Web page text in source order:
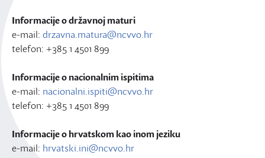
Informacije o državnoj maturi
e-mail: drzavna.matura@ncvvo.hr
telefon: +385 1 4501 899
Informacije o nacionalnim ispitima
e-mail: nacionalni.ispiti@ncvvo.hr
telefon: +385 1 4501 899
Informacije o hrvatskom kao inom jeziku
e-mail: hrvatski.ini@ncvvo.hr